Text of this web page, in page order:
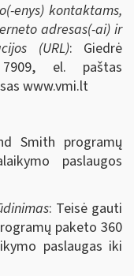
enys) kontaktams,
adresas(-ai) ir
(URL): Giedrė
el. paštas
www.vmi.lt
Smith programų
paslaugos
: Teisė gauti
paketo 360
paslaugas iki